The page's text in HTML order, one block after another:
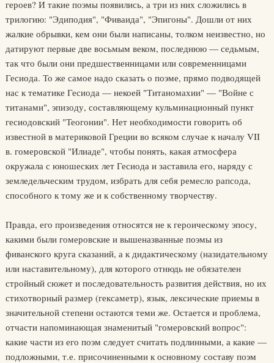
героев? И такие поэмы появились, а три из них сложились в
трилогию: "Эдиподия", "Фиваида", "Эпигоны". Дошли от них
жалкие обрывки, кем они были написаны, толком неизвестно, но
датируют первые две восьмым веком, последнюю — седьмым,
так что были они предшественницами или современницами
Гесиода. То же самое надо сказать о поэме, прямо подводящей
нас к тематике Гесиода — некоей "Титаномахии" — "Войне с
титанами", эпизоду, составляющему кульминационный пункт
гесиодовский "Теогонии". Нет необходимости говорить об
известной в материковой Греции во всяком случае к началу VII
в. гомеровской "Илиаде", чтобы понять, какая атмосфера
окружала с юношеских лет Гесиода и заставила его, наряду с
земледельческим трудом, избрать для себя ремесло рапсода,
способного к тому же и к собственному творчеству.
Правда, его произведения относятся не к героическому эпосу,
какими были гомеровские и вышеназванные поэмы из
фиванского круга сказаний, а к дидактическому (назидательному
или наставительному), для которого отнюдь не обязателен
стройный сюжет и последовательность развития действия, но их
стихотворный размер (гексаметр), язык, лексические приемы в
значительной степени остаются теми же. Остается и проблема,
отчасти напоминающая знаменитый "гомеровский вопрос":
какие части из его поэм следует считать подлинными, а какие —
подложными, т.е. присочиненными к основному составу поэм